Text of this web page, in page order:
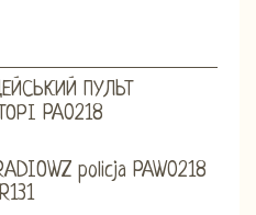
ПУЛЬТ
PA0218